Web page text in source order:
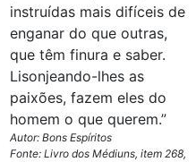
instruídas mais difíceis de
enganar do que outras,
que têm finura e saber.
Lisonjeando-lhes as
paixões, fazem eles do
homem o que querem.”
Autor: Bons Espíritos
Fonte: Livro dos Médiuns, item 268,